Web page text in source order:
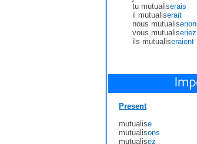
tu mutualiserais
il mutualiserait
nous mutualis
vous mutualiseriez
ils mutualiseraient
Present
mutualise
mutualisons
mutualisez